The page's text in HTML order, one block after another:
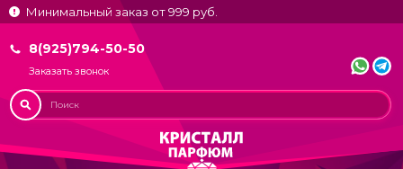
Минимальный заказ от 999 руб.
8(925)794-50-50
Заказать звонок